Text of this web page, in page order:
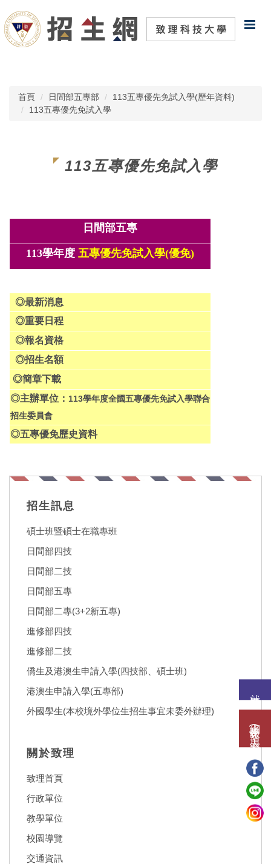
到
主
要
網路報名(填表)系統
首頁 日間部五專部
113五專優先免試入學(歷年資料)
113五專優先免試入學
113五專優先免試入學
日間部五專
113學年度 五專優先免試入學(優免)
◎最新消息
◎重要日程
◎報名資格
◎招生名額
◎簡章下載
◎主辦單位： 113學年度全國五專優先免試入學聯合
招生委員會
◎五專優免歷史資料
招生訊息
碩士班暨碩士在職專班
日間部四技
日間部二技
日間部五專
日間部二專(3+2新五專)
進修部四技
進修部二技
僑生及港澳生申請入學(四技部、碩士班)
港澳生申請入學(五專部)
外國學生(本校境外學位生招生事宜未委外辦理)
關於致理
致理首頁
行政單位
教學單位
校園導覽
交通資訊